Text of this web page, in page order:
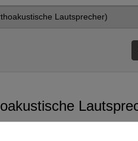
Lautsprecher)